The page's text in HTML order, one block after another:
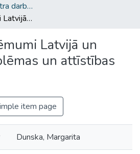
Bakalaura un maģistra darbi (ESZF) / Bachelor's and Master's theses
Ģimenes uzņēmumi Latvijā un ārvalstīs: problēmas un attīstības iespējas
Latvijā un
un attīstības
item page
Dunska, Margarita